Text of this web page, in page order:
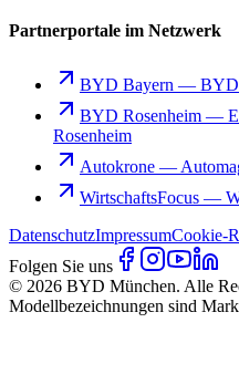
Partnerportale im Netzwerk
BYD Bayern — BYD
BYD Rosenheim —
Rosenheim
Autokrone —
WirtschaftsFocus —
DatenschutzImpressumCookie-
Folgen Sie uns
© 2026 BYD München. Alle
Modellbezeichnungen sind